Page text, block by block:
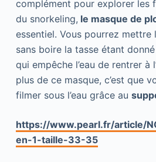
complément pour explorer les
du snorkeling, le masque de
essentiel. Vous pourrez mettre
sans boire la tasse étant
qui empêche l’eau de rentrer à
plus de ce masque, c’est que
filmer sous l’eau grâce au
https://www.pearl.fr/article/
en-1-taille-33-35